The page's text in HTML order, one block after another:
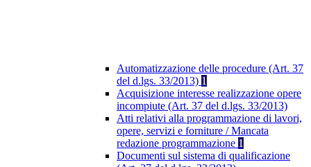
Automatizzazione delle procedure (Art. 37
del d.lgs. 33/2013) 1
Acquisizione interesse realizzazione opere
incompiute (Art. 37 del d.lgs. 33/2013)
Atti relativi alla programmazione di lavori,
opere, servizi e forniture / Mancata
redazione programmazione 1
Documenti sul sistema di qualificazione